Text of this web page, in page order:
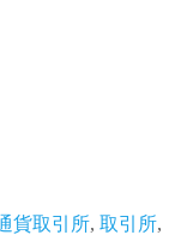
貨取引所, 取引所,